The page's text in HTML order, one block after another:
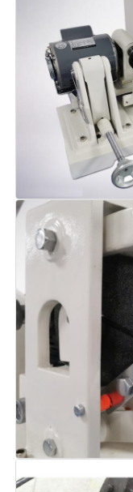
तापमान और
कठोरता परीक्षक